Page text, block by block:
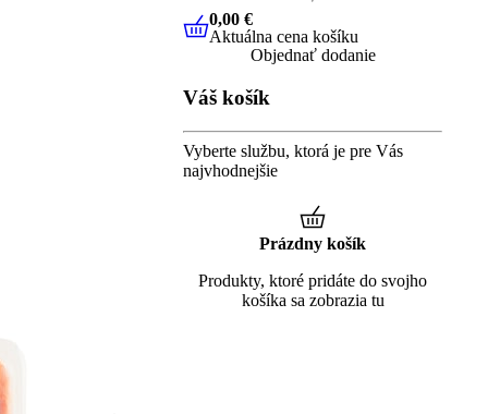
0,00 €Aktuálna cena košíku
0,00 €
Aktuálna cena košíku
Objednať dodanie
Váš košík
Vyberte službu, ktorá je pre Vás
najvhodnejšie
Prázdny košík
Produkty, ktoré pridáte do svojho
košíka sa zobrazia tu